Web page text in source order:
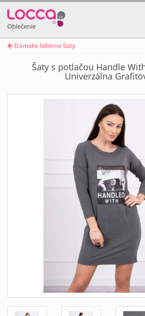
Oblečenie
Dámske ležérne šaty
Šaty s potlačou Handle
Univerzálna